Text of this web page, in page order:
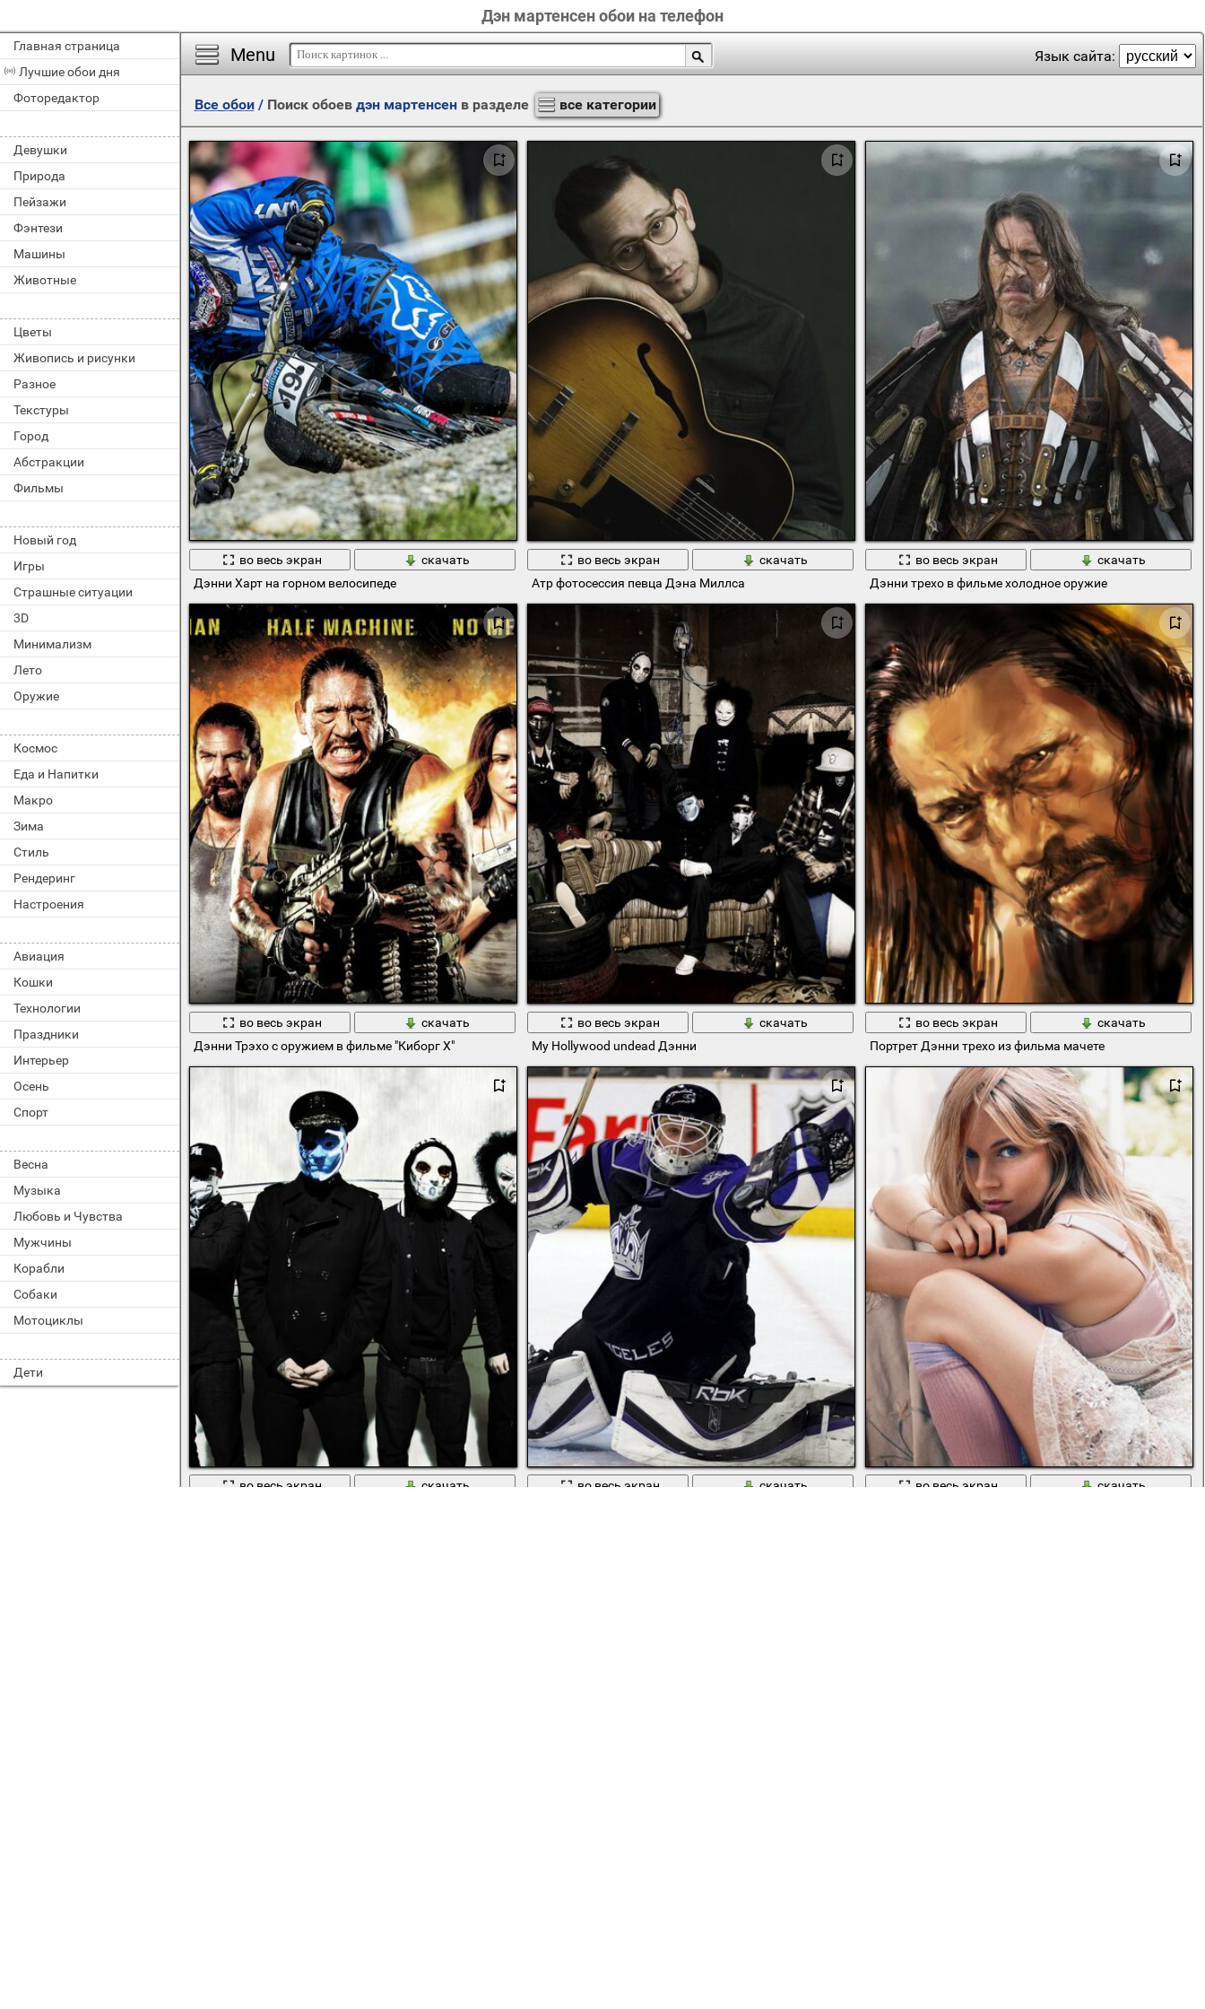
Дэн мартенсен обои на телефон
Главная страница
Лучшие обои дня
Фоторедактор
Девушки
Природа
Пейзажи
Фэнтези
Машины
Животные
Цветы
Живопись и рисунки
Разное
Текстуры
Город
Абстракции
Фильмы
Новый год
Игры
Страшные ситуации
3D
Минимализм
Лето
Оружие
Космос
Еда и Напитки
Макро
Зима
Стиль
Рендеринг
Настроения
Авиация
Кошки
Технологии
Праздники
Интерьер
Осень
Спорт
Весна
Музыка
Любовь и Чувства
Мужчины
Корабли
Собаки
Мотоциклы
Дети
Menu Язык сайта:
Все обои/ Поиск обоев дэн мартенсенв разделе все категории
во весь экран
скачать
Дэнни Харт на горном велосипеде
во весь экран
скачать
Атр фотосессия певца Дэна Миллса
во весь экран
скачать
Дэнни трехо в фильме холодное оружие
во весь экран
скачать
Дэнни Трэхо с оружием в фильме "Киборг Х"
во весь экран
скачать
My Hollywood undead Дэнни
во весь экран
скачать
Портрет Дэнни трехо из фильма мачете
во весь экран
скачать
во весь экран
скачать
во весь экран
скачать